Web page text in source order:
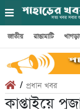
জাতীয় রাঙামাটি
/ প্রধান খবর
কাপ্তাইয়ে